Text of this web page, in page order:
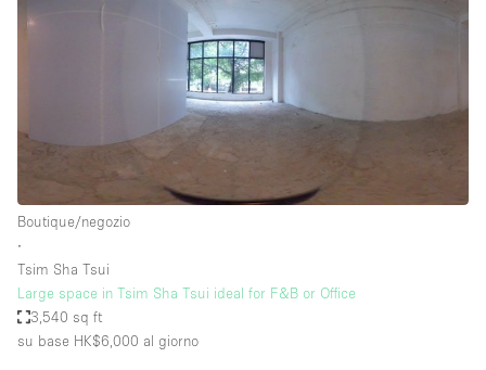
Boutique/negozio
∙
Tsim Sha Tsui
Large space in Tsim Sha Tsui ideal for F&B or Office
3,540 sq ft
su base HK$6,000 al giorno